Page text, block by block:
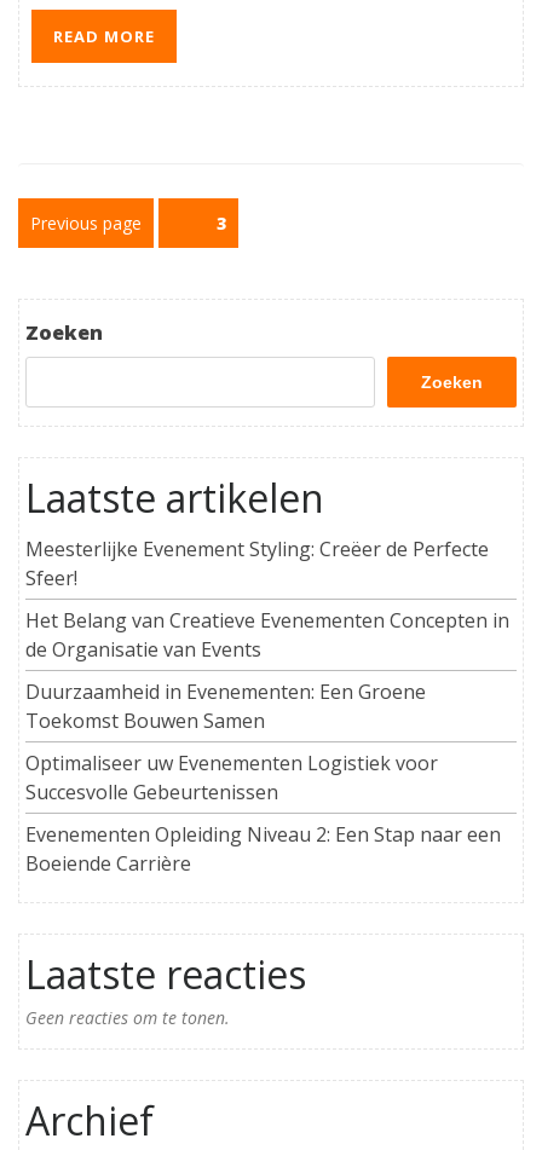
READ MORE
Berichtnavigatie
Previous page Page3
Zoeken
Zoeken
Laatste artikelen
Meesterlijke Evenement Styling: Creëer de Perfecte
Sfeer!
Het Belang van Creatieve Evenementen Concepten in
de Organisatie van Events
Duurzaamheid in Evenementen: Een Groene
Toekomst Bouwen Samen
Optimaliseer uw Evenementen Logistiek voor
Succesvolle Gebeurtenissen
Evenementen Opleiding Niveau 2: Een Stap naar een
Boeiende Carrière
Laatste reacties
Geen reacties om te tonen.
Archief